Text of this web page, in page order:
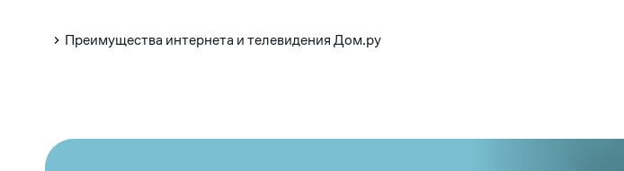
Преимущества интернета и телевидения Дом.ру